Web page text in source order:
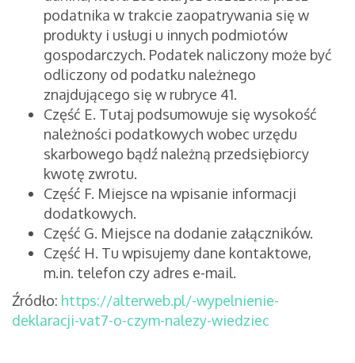
podatnika w trakcie zaopatrywania się w
produkty i usługi u innych podmiotów
gospodarczych. Podatek naliczony może być
odliczony od podatku należnego
znajdującego się w rubryce 41.
Część E. Tutaj podsumowuje się wysokość
należności podatkowych wobec urzędu
skarbowego bądź należną przedsiębiorcy
kwotę zwrotu.
Część F. Miejsce na wpisanie informacji
dodatkowych.
Część G. Miejsce na dodanie załączników.
Część H. Tu wpisujemy dane kontaktowe,
m.in. telefon czy adres e-mail.
Źródło: https://alterweb.pl/-wypelnienie-
deklaracji-vat7-o-czym-nalezy-wiedziec